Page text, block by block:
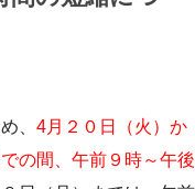
、 4月２０日（火）か
の間、午前９時～午後